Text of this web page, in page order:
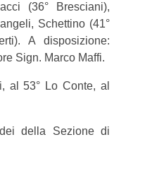
(36° Bresciani),
Schettino (41°
A disposizione:
Sign. Marco Maffi.
al 53° Lo Conte, al
della Sezione di